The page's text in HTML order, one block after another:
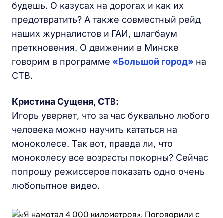
будешь. О казусах на дорогах и как их
предотвратить? А также совместный рейд
наших журналистов и ГАИ, шлагбаум
преткновения. О движении в Минске
говорим в программе «Большой город» на
СТВ.
Кристина Сущеня, СТВ:
Игорь уверяет, что за час буквально любого
человека можно научить кататься на
моноколесе. Так вот, правда ли, что
моноколесу все возрасты покорны? Сейчас
попрошу режиссеров показать одно очень
любопытное видео.